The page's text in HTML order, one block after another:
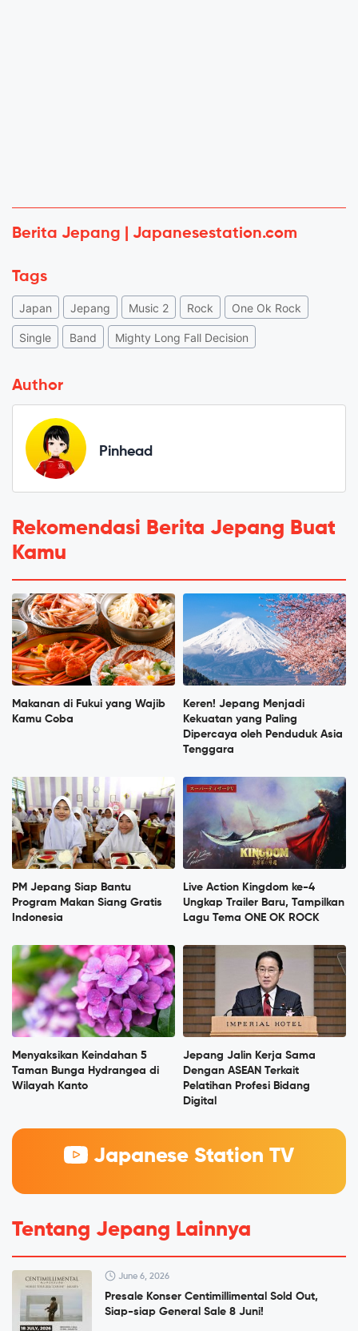
Berita Jepang | Japanesestation.com
Tags
Japan Jepang Music 2 Rock One Ok Rock
Single Band Mighty Long Fall Decision
Author
Pinhead
Rekomendasi Berita Jepang Buat
Kamu
Makanan di Fukui yang Wajib
Kamu Coba
Keren! Jepang Menjadi
Kekuatan yang Paling
Dipercaya oleh Penduduk Asia
Tenggara
PM Jepang Siap Bantu
Program Makan Siang Gratis
Indonesia
Live Action Kingdom ke-4
Ungkap Trailer Baru, Tampilkan
Lagu Tema ONE OK ROCK
Menyaksikan Keindahan 5
Taman Bunga Hydrangea di
Wilayah Kanto
Jepang Jalin Kerja Sama
Dengan ASEAN Terkait
Pelatihan Profesi Bidang
Digital
Japanese Station TV
Tentang Jepang Lainnya
June 6, 2026
Presale Konser Centimillimental Sold Out,
Siap-siap General Sale 8 Juni!